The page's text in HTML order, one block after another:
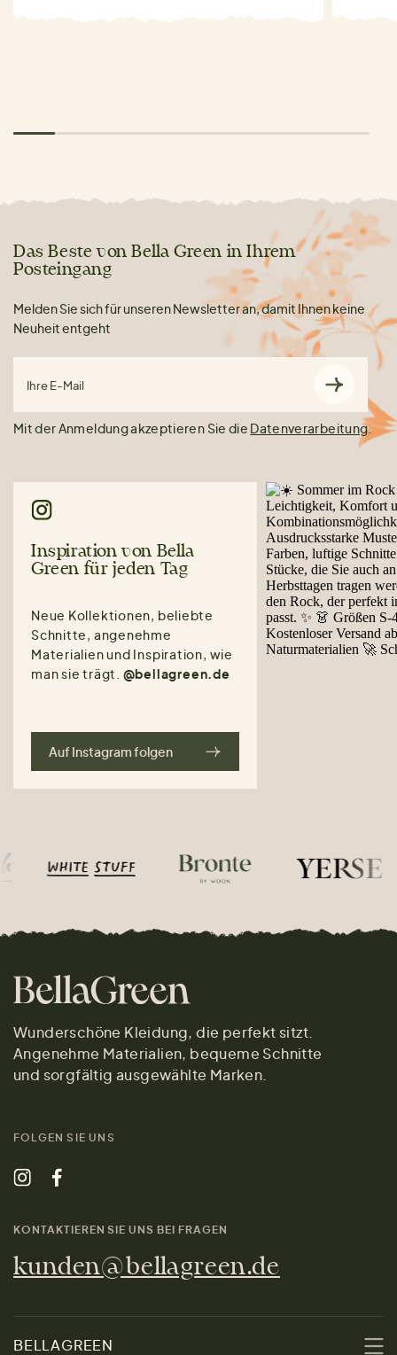
Das Beste von Bella Green in Ihrem
Posteingang
Melden Sie sich für unseren Newsletter an, damit Ihnen keine
Neuheit entgeht
Ihre E-Mail
Mit der Anmeldung akzeptieren Sie die Datenverarbeitung.
Inspiration von Bella
Green für jeden Tag
Neue Kollektionen, beliebte
Schnitte, angenehme
Materialien und Inspiration, wie
man sie trägt. @bellagreen.de
Auf Instagram folgen
Wunderschöne Kleidung, die perfekt sitzt.
Angenehme Materialien, bequeme Schnitte
und sorgfältig ausgewählte Marken.
FOLGEN SIE UNS
KONTAKTIEREN SIE UNS BEI FRAGEN
kunden@bellagreen.de
BELLAGREEN